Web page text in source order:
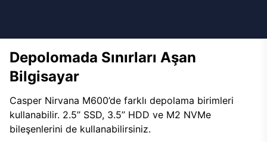
Depolomada Sınırları Aşan
Bilgisayar
Casper Nirvana M600’de farklı depolama birimleri
kullanabilir. 2.5’’ SSD, 3.5’’ HDD ve M2 NVMe
bileşenlerini de kullanabilirsiniz.